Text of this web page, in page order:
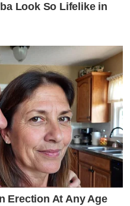
Look So Lifelike in
Erection At Any Age